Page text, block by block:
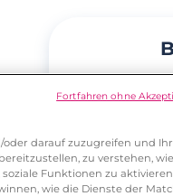
darauf zuzugreifen und
zu verstehen, wie
Funktionen zu aktivieren,
wie die Dienste der
Fortfahren ohne